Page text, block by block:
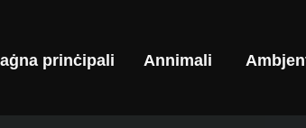
prinċipali Annimali